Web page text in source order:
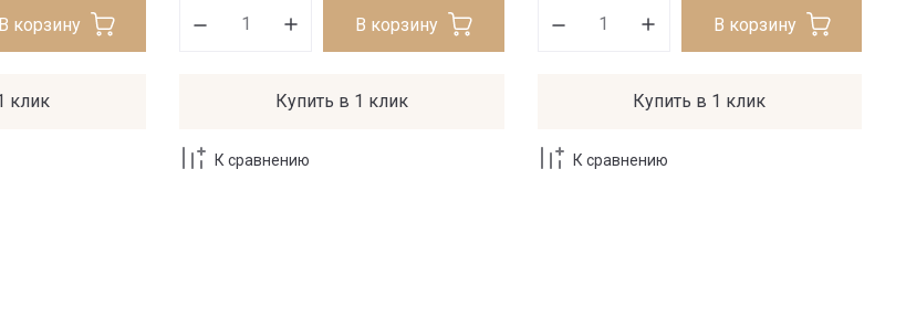
В корзину
клик
В корзину
Купить в 1 клик
К сравнению
В корзину
Купить в 1 клик
К сравнению